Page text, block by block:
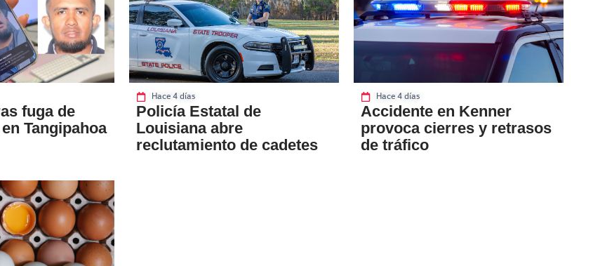
fuga de
Tangipahoa
Hace 4 días
Policía Estatal de
Louisiana abre
reclutamiento de cadetes
Hace 4 días
Accidente en Kenner
provoca cierres y retrasos
de tráfico